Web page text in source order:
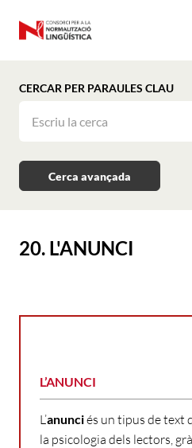
CERCAR PER PARAULES CLAU
Cerca avançada
20. L'ANUNCI
L’ANUNCI
L’anunciés un tipus de text
la psicologia dels lectors,